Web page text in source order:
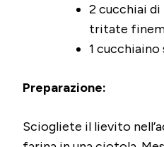
2 cucchiai
tritate
1 cucchiaino
Preparazione:
Sciogliete il lievito